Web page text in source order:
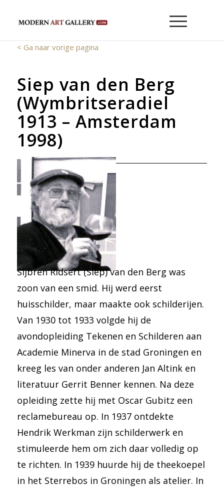
< Ga naar vorige pagina
Siep van den Berg
(Wymbritseradiel
1913 – Amsterdam
1998)
Sijbren Ridsert (Siep) van den Berg was
zoon van een smid. Hij werd eerst
huisschilder, maar maakte ook schilderijen.
Van 1930 tot 1933 volgde hij de
avondopleiding Tekenen en Schilderen aan
Academie Minerva in de stad Groningen en
kreeg les van onder anderen Jan Altink en
literatuur Gerrit Benner kennen. Na deze
opleiding zette hij met Oscar Gubitz een
reclamebureau op. In 1937 ontdekte
Hendrik Werkman zijn schilderwerk en
stimuleerde hem om zich daar volledig op
te richten. In 1939 huurde hij de theekoepel
in het Sterrebos in Groningen als atelier. In